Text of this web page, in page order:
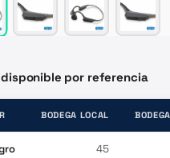
por referencia
BODEGA LOCAL
45